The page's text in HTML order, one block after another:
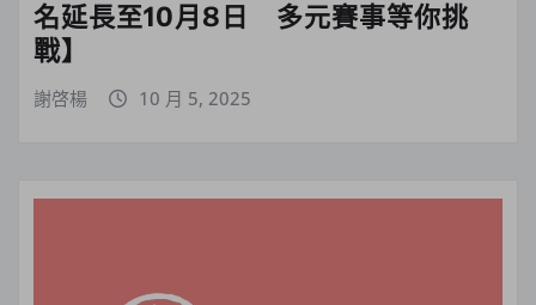
名延長至10月8日 多元賽事等你挑
戰】
謝啓楊 10 月 5, 2025